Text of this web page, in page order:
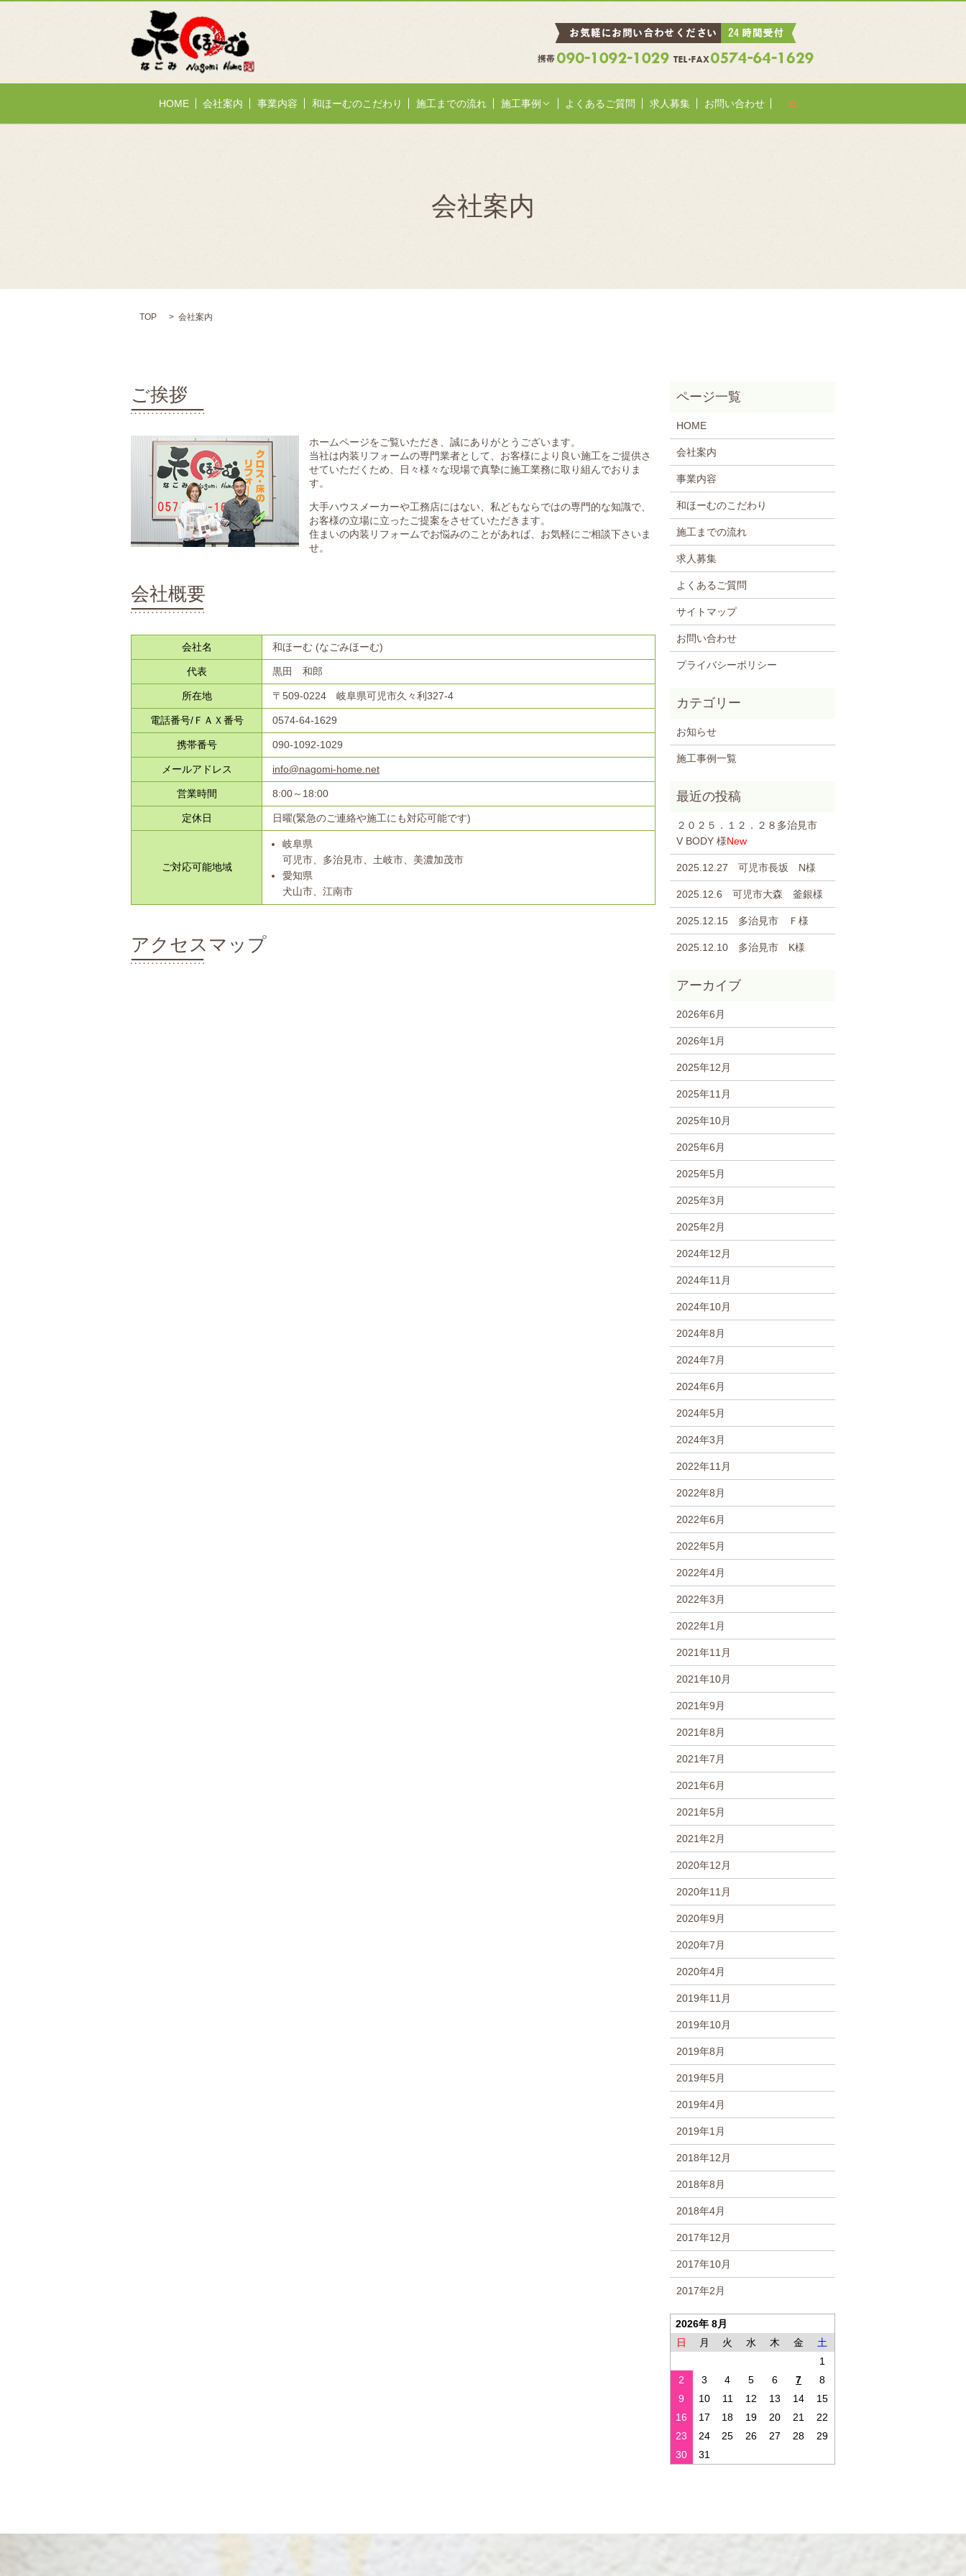
HOME 会社案内 事業内容 和ほーむのこだわり 施工までの流れ 施工事例 よくあるご質問 求人募集 お問い合わせ
会社案内
TOP 会社案内
ご挨拶
ホームページをご覧いただき、誠にありがとうございます。
当社は内装リフォームの専門業者として、お客様により良い施工をご提供さ
せていただくため、日々様々な現場で真摯に施工業務に取り組んでおりま
す。
大手ハウスメーカーや工務店にはない、私どもならではの専門的な知識で、
お客様の立場に立ったご提案をさせていただきます。
住まいの内装リフォームでお悩みのことがあれば、お気軽にご相談下さいま
せ。
会社概要
会社名 和ほーむ (なごみほーむ)
代表 黒田 和郎
所在地 〒509-0224岐阜県可児市久々利327-4
電話番号/ＦＡＸ番号 0574-64-1629
携帯番号 090-1092-1029
メールアドレス info@nagomi-home.net
営業時間 8:00～18:00
定休日 日曜(緊急のご連絡や施工にも対応可能です)
ご対応可能地域
岐阜県
可児市、多治見市、土岐市、美濃加茂市
愛知県
犬山市、江南市
アクセスマップ
HOME
会社案内
事業内容
和ほーむのこだわり
施工までの流れ
求人募集
よくあるご質問
サイトマップ
お問い合わせ
プライバシーポリシー
お知らせ
施工事例一覧
２０２５．１２．２８多治見市
V BODY 様New
2025.12.27 可児市長坂 N様
2025.12.6 可児市大森 釜銀様
2025.12.15 多治見市 Ｆ様
2025.12.10 多治見市 K様
2026年6月
2026年1月
2025年12月
2025年11月
2025年10月
2025年6月
2025年5月
2025年3月
2025年2月
2024年12月
2024年11月
2024年10月
2024年8月
2024年7月
2024年6月
2024年5月
2024年3月
2022年11月
2022年8月
2022年6月
2022年5月
2022年4月
2022年3月
2022年1月
2021年11月
2021年10月
2021年9月
2021年8月
2021年7月
2021年6月
2021年5月
2021年2月
2020年12月
2020年11月
2020年9月
2020年7月
2020年4月
2019年11月
2019年10月
2019年8月
2019年5月
2019年4月
2019年1月
2018年12月
2018年8月
2018年4月
2017年12月
2017年10月
2017年2月
2026年 8月
日
月 火 水 木 金
土
1
2
3 4 5 6 7
8
9
10 11 12 13 14
15
16
17 18 19 20 21
22
23
24 25 26 27 28
29
30
31